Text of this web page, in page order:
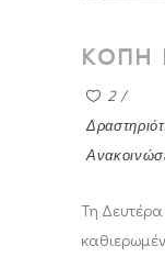
ΚΟΠΗ
2
Τη